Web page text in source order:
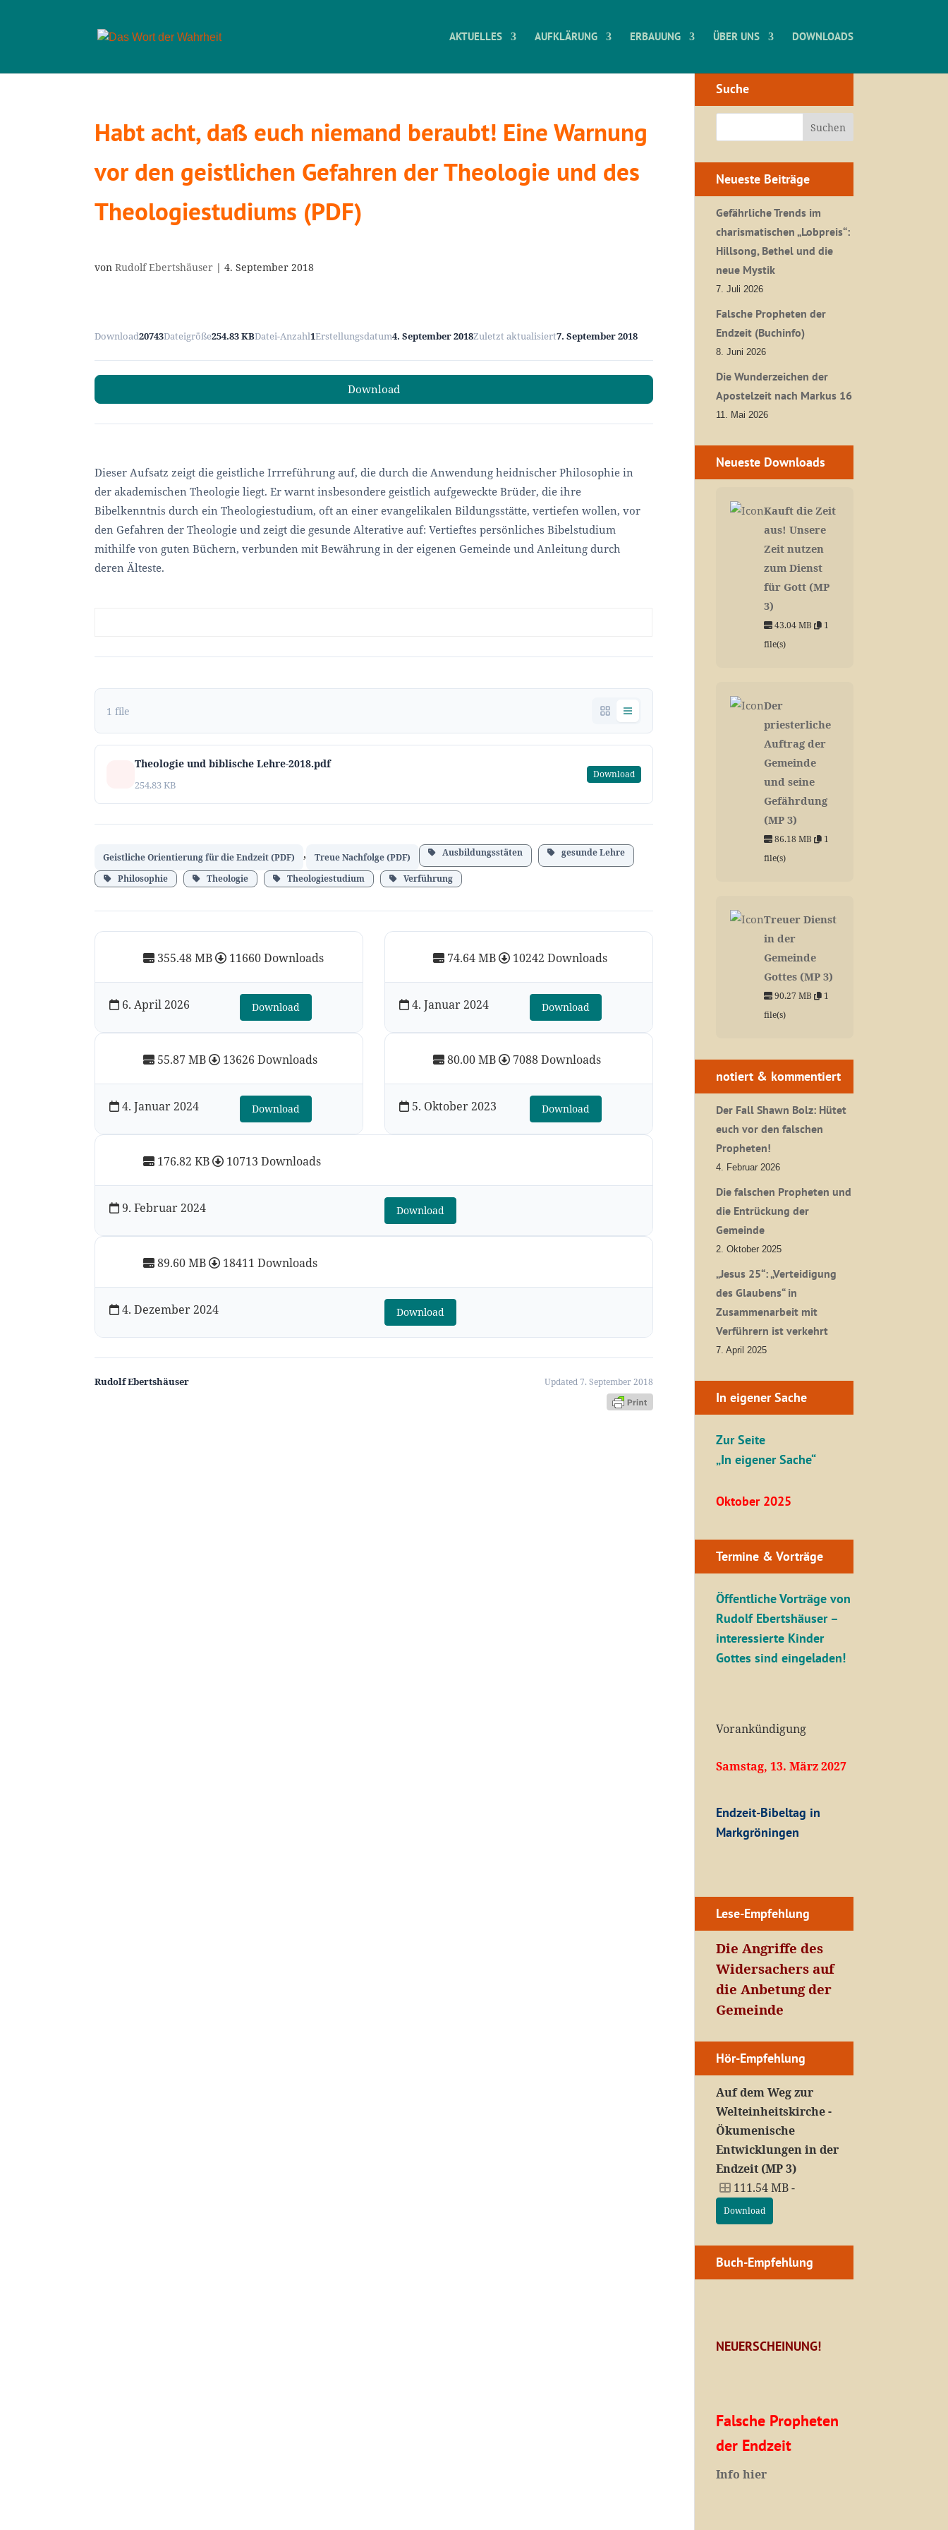
AKTUELLES AUFKLÄRUNG ERBAUUNG ÜBER UNS DOWNLOADS
Habt acht, daß euch niemand beraubt! Eine Warnung
vor den geistlichen Gefahren der Theologie und des
Theologiestudiums (PDF)
vonRudolf Ebertshäuser |4. September 2018
Download20743Dateigröße254.83 KBDatei-Anzahl1Erstellungsdatum4. September 2018Zuletzt aktualisiert7. September 2018
Download
Dieser Aufsatz zeigt die geistliche Irrreführung auf, die durch die Anwendung heidnischer Philosophie in
der akademischen Theologie liegt. Er warnt insbesondere geistlich aufgeweckte Brüder, die ihre
Bibelkenntnis durch ein Theologiestudium, oft an einer evangelikalen Bildungsstätte, vertiefen wollen, vor
den Gefahren der Theologie und zeigt die gesunde Alterative auf: Vertieftes persönliches Bibelstudium
mithilfe von guten Büchern, verbunden mit Bewährung in der eigenen Gemeinde und Anleitung durch
deren Älteste.
1 file
Theologie und biblische Lehre-2018.pdf
254.83 KB
Download
Geistliche Orientierung für die Endzeit (PDF) , Treue Nachfolge (PDF) Ausbildungsstäten gesunde Lehre
Philosophie Theologie Theologiestudium Verführung
355.48 MB 11660 Downloads
6. April 2026 Download
89.60 MB 18411 Downloads
4. Dezember 2024 Download
176.82 KB 10713 Downloads
9. Februar 2024 Download
74.64 MB 10242 Downloads
4. Januar 2024 Download
55.87 MB 13626 Downloads
4. Januar 2024 Download
80.00 MB 7088 Downloads
5. Oktober 2023 Download
Rudolf Ebertshäuser Updated 7. September 2018
Suche
Neueste Beiträge
Gefährliche Trends im
charismatischen „Lobpreis“:
Hillsong, Bethel und die
neue Mystik
7. Juli 2026
Falsche Propheten der
Endzeit (Buchinfo)
8. Juni 2026
Die Wunderzeichen der
Apostelzeit nach Markus 16
11. Mai 2026
Neueste Downloads
Kauft die Zeit
aus! Unsere
Zeit nutzen
zum Dienst
für Gott (MP
3)
43.04 MB
1
file(s)
Der
priesterliche
Auftrag der
Gemeinde
und seine
Gefährdung
(MP 3)
86.18 MB
1
file(s)
Treuer Dienst
in der
Gemeinde
Gottes (MP 3)
90.27 MB
1
file(s)
notiert & kommentiert
Der Fall Shawn Bolz: Hütet
euch vor den falschen
Propheten!
4. Februar 2026
Die falschen Propheten und
die Entrückung der
Gemeinde
2. Oktober 2025
„Jesus 25“: „Verteidigung
des Glaubens“ in
Zusammenarbeit mit
Verführern ist verkehrt
7. April 2025
In eigener Sache
Zur Seite
„In eigener Sache“
Oktober 2025
Termine & Vorträge
Öffentliche Vorträge von
Rudolf Ebertshäuser –
interessierte Kinder
Gottes sind eingeladen!
Vorankündigung
Samstag, 13. März 2027
Endzeit-Bibeltag in
Markgröningen
Lese-Empfehlung
Die Angriffe des
Widersachers auf
die Anbetung der
Gemeinde
Hör-Empfehlung
Auf dem Weg zur
Welteinheitskirche -
Ökumenische
Entwicklungen in der
Endzeit (MP 3)
111.54 MB -
Download
Buch-Empfehlung
NEUERSCHEINUNG!
Falsche Propheten
der Endzeit
Info hier